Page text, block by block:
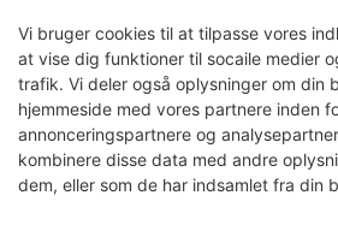
1998 – 2005.
I en tidlig alder blev
diagnosticeret med
parese (spastisk
som følge deraf har han i
år bevæget sig i
mellem videnskab, kunst
Vi bruger cookies til at tilpasse vores
at vise dig funktioner til socaile medier
trafik. Vi deler også oplysninger om din
hjemmeside med vores partnere inden
annonceringspartnere og
kombinere disse data med andre
dem, eller som de har indsamlet fra din